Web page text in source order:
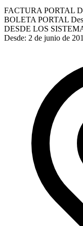
FACTURA PORTAL
BOLETA PORTAL
DESDE LOS
Desde: 2 de junio de